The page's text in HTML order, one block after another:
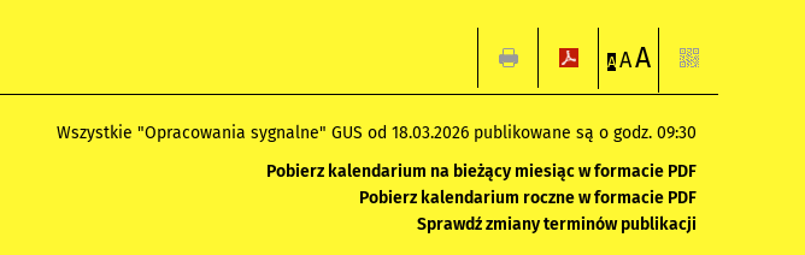
A AA
Wszystkie "Opracowania sygnalne" GUS od 18.03.2026 publikowane są o godz. 09:30
Pobierz kalendarium na bieżący miesiąc w formacie PDF
Pobierz kalendarium roczne w formacie PDF
Sprawdź zmiany terminów publikacji